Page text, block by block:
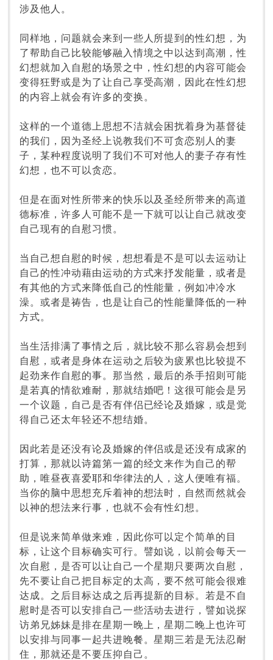
涉及他人。
同样地，问题就会来到一些人所提到的性幻想，为
了帮助自己比较能够融入情境之中以达到高潮，性
幻想就加入自慰的场景之中，性幻想的内容可能会
变得狂野或是为了让自己享受高潮，因此在性幻想
的内容上就会有许多的变换。
这样的一个道德上思想不洁就会困扰着身为基督徒
的我们，因为圣经上说教我们不可贪恋别人的妻
子，某种程度说明了我们不可对他人的妻子存有性
幻想，也不可以贪恋。
但是在面对性所带来的快乐以及圣经所带来的高道
德标准，许多人可能不是一下就可以让自己就改变
自己现有的自慰习惯。
当自己想自慰的时候，想想看是不是可以去运动让
自己的性冲动藉由运动的方式来抒发能量，或者是
有其他的方式来降低自己的性能量，例如冲冷水
澡。或者是祷告，也是让自己的性能量降低的一种
方式。
当生活排满了事情之后，就比较不那么容易会想到
自慰，或者是身体在运动之后较为疲累也比较提不
起劲来作自慰的事。那当然，最后的杀手招则可能
是若真的情欲难耐，那就结婚吧！这很可能会是另
一个议题，自己是否有伴侣已经论及婚嫁，或是觉
得自己还太年轻还不想结婚。
因此若是还没有论及婚嫁的伴侣或是还没有成家的
打算，那就以诗篇第一篇的经文来作为自己的帮
助，唯昼夜喜爱耶和华律法的人，这人便唯有福。
当你的脑中思想充斥着神的想法时，自然而然就会
以神的想法来行事，也就不会有性幻想。
但是说来简单做来难，因此你可以定个简单的目
标，让这个目标确实可行。譬如说，以前会每天一
次自慰，是否可以让自己一个星期只要两次自慰，
先不要让自己把目标定的太高，要不然可能会很难
达成。之后目标达成之后再提新的目标。若是不自
慰时是否可以安排自己一些活动去进行，譬如说探
访弟兄姊妹是排在星期一晚上，星期二晚上也许可
以安排与同事一起共进晚餐。星期三若是无法忍耐
住，那就还是不要压抑自己。